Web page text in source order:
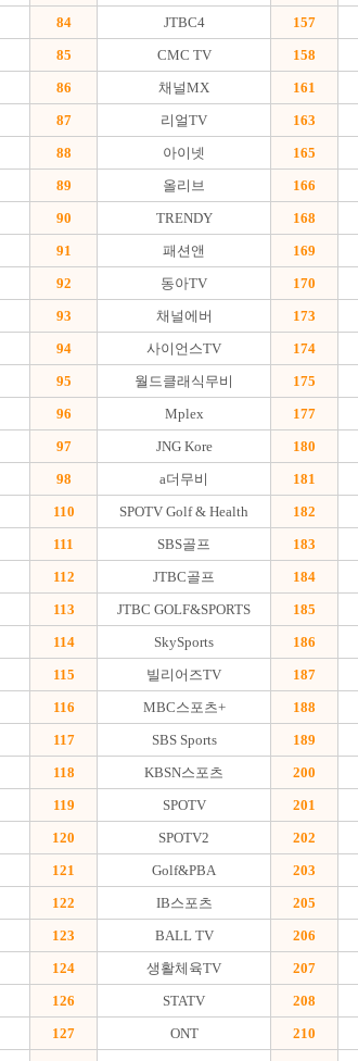
84 JTBC4 157
85 CMC TV 158
86 채널MX 161
87 리얼TV 163
88 아이넷 165
89 올리브 166
90 TRENDY 168
91 패션앤 169
92 동아TV 170
93 채널에버 173
94 사이언스TV 174
95 월드클래식무비 175
96 Mplex 177
97 JNG Kore 180
98 a더무비 181
110 SPOTV Golf & Health 182
111 SBS골프 183
112 JTBC골프 184
113 JTBC GOLF&SPORTS 185
114 SkySports 186
115 빌리어즈TV 187
116 MBC스포츠+ 188
117 SBS Sports 189
118 KBSN스포츠 200
119 SPOTV 201
120 SPOTV2 202
121 Golf&PBA 203
122 IB스포츠 205
123 BALL TV 206
124 생활체육TV 207
126 STATV 208
127 ONT 210